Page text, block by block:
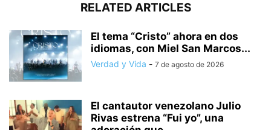
RELATED ARTICLES
El tema “Cristo” ahora en dos
idiomas, con Miel San Marcos...
Verdad y Vida - 7 de agosto de 2026
El cantautor venezolano Julio
Rivas estrena “Fui yo”, una